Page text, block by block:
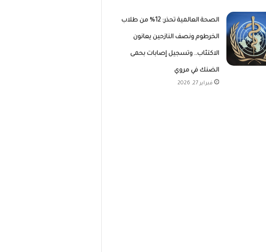
الصحة العالمية تحذر: 12% من طلاب
الخرطوم ونصف النازحين يعانون
الاكتئاب.. وتسجيل إصابات بحمى
الضنك في مروي
فبراير 27, 2026